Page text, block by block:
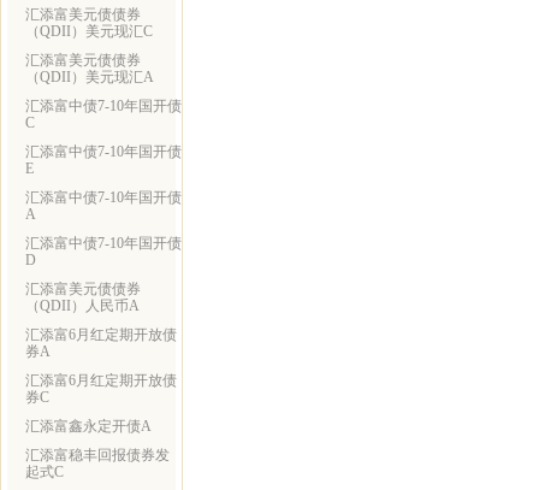
汇添富美元债债券
（QDII）美元现汇C
汇添富美元债债券
（QDII）美元现汇A
汇添富中债7-10年国开债
C
汇添富中债7-10年国开债
E
汇添富中债7-10年国开债
A
汇添富中债7-10年国开债
D
汇添富美元债债券
（QDII）人民币A
汇添富6月红定期开放债
券A
汇添富6月红定期开放债
券C
汇添富鑫永定开债A
汇添富稳丰回报债券发
起式C